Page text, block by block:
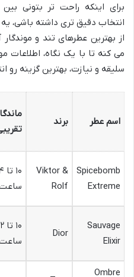
برای اینکه راحت تر بتونی
انتخاب دقیق تری داشته باشی،
از بهترین عطرهای تند و
می کنه تا با یک نگاه، اطلاعات
سلیقه و نیازت، بهترین گزینه رو
اسم عطر برند
Spicebomb
Extreme
Viktor &
Rolf
۱۰
Sauvage
Elixir
Dior
۱۰
Ombre